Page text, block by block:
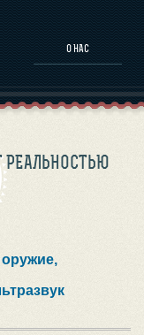
О НАС
ЛИЧНОСТЕЙ
РЕАЛЬНОСТЬЮ
оружие,